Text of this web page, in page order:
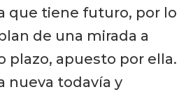
que tiene futuro, por lo
de una mirada a
plazo, apuesto por ella.
nueva todavía y